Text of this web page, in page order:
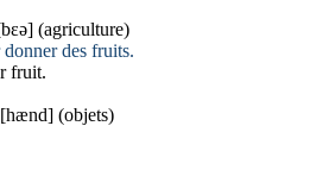
(agriculture)
donnerdes fruits.
fruit.
[hænd] (objets)